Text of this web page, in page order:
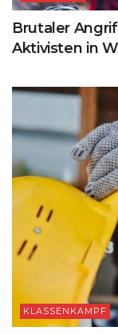
Brutaler
Aktivisten in
KLASSENKAMPF